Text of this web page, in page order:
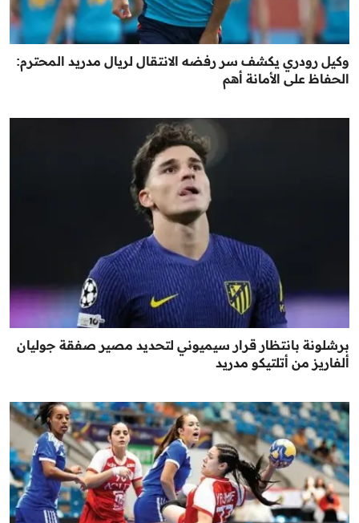
وكيل رودري يكشف سر رفضه الانتقال لريال مدريد المحترم:
الحفاظ على الأمانة أهم
برشلونة بانتظار قرار سيميوني لتحديد مصير صفقة جوليان
ألفاريز من أتلتيكو مدريد